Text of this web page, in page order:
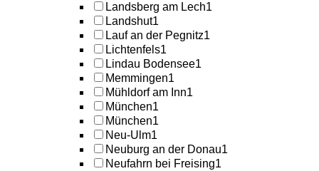
Landsberg am Lech1
Landshut1
Lauf an der Pegnitz1
Lichtenfels1
Lindau Bodensee1
Memmingen1
Mühldorf am Inn1
München1
München1
Neu-Ulm1
Neuburg an der Donau1
Neufahrn bei Freising1